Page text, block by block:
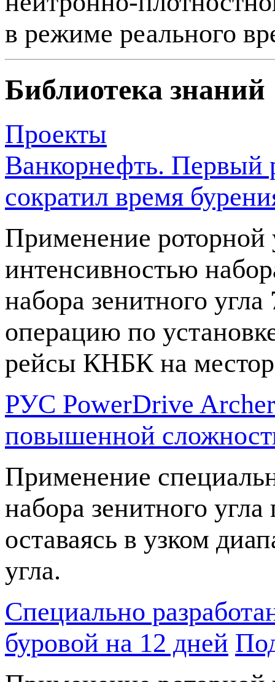
в режиме реального
Библиотека знаний
Проекты
Ванкорнефть. Первый
сократил время
Применение роторной
интенсивностью
набора зенитного
операцию по
рейсы КНБК на
РУС PowerDrive
повышенной
Применение
набора зенитного
оставаясь в узком
угла.
Специально
буровой на 12 дней